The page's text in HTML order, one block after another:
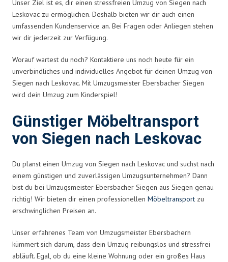
Unser Ziel ist es, dir einen stressfreien Umzug von Siegen nach
Leskovac zu ermöglichen. Deshalb bieten wir dir auch einen
umfassenden Kundenservice an. Bei Fragen oder Anliegen stehen
wir dir jederzeit zur Verfügung.
Worauf wartest du noch? Kontaktiere uns noch heute für ein
unverbindliches und individuelles Angebot für deinen Umzug von
Siegen nach Leskovac. Mit Umzugsmeister Ebersbacher Siegen
wird dein Umzug zum Kinderspiel!
Günstiger Möbeltransport
von Siegen nach Leskovac
Du planst einen Umzug von Siegen nach Leskovac und suchst nach
einem günstigen und zuverlässigen Umzugsunternehmen? Dann
bist du bei Umzugsmeister Ebersbacher Siegen aus Siegen genau
richtig! Wir bieten dir einen professionellen Möbeltransport zu
erschwinglichen Preisen an.
Unser erfahrenes Team von Umzugsmeister Ebersbachern
kümmert sich darum, dass dein Umzug reibungslos und stressfrei
abläuft. Egal, ob du eine kleine Wohnung oder ein großes Haus